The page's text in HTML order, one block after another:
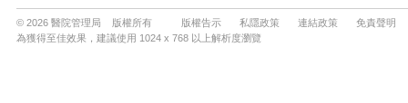
© 2026 醫院管理局 版權所有 版權告示 私隱政策 連結政策
免責聲明
為獲得至佳效果，建議使用 1024 x 768 以上解析度瀏覽